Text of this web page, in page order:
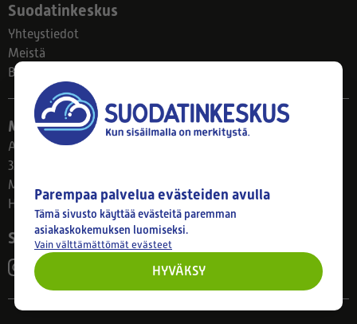
Suodatinkeskus
Yhteystiedot
Meistä
Blogi
Myymälä
Ahlmanintie 61
33800 Tampere
Ma–Pe 8–17
Huom! Myymälän poikkeusaukiolot: 27.7.-21.8. klo 8-16
Seuraa meitä
Parempaa palvelua evästeiden avulla
Tämä sivusto käyttää evästeitä paremman
asiakaskokemuksen luomiseksi.
Vain välttämättömät evästeet
HYVÄKSY